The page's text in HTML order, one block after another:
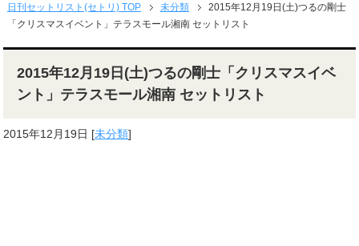
日刊セットリスト(セトリ) TOP 未分類
2015年12月19日(土)つるの剛士
「クリスマスイベント」テラスモール湘南 セットリスト
2015年12月19日(土)つるの剛士「クリスマスイベ
ント」テラスモール湘南 セットリスト
2015年12月19日 [未分類]